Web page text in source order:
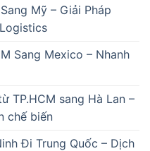
Mỹ – Giải Pháp
Sang Mexico – Nhanh
TP.HCM sang Hà Lan –
chế biến
Đi Trung Quốc – Dịch